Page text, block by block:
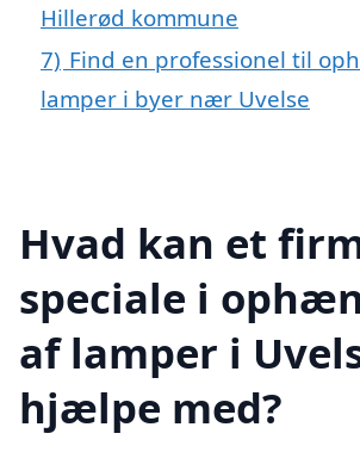
Hillerød kommune
7) Find en professionel til
lamper i byer nær Uvelse
Hvad kan et
speciale i
af lamper i
hjælpe med?